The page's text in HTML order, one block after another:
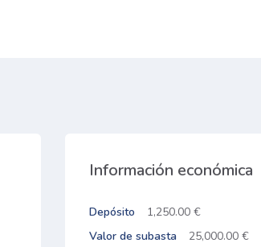
Información económica
Depósito
1,250.00 €
Valor de subasta
25,000.00 €